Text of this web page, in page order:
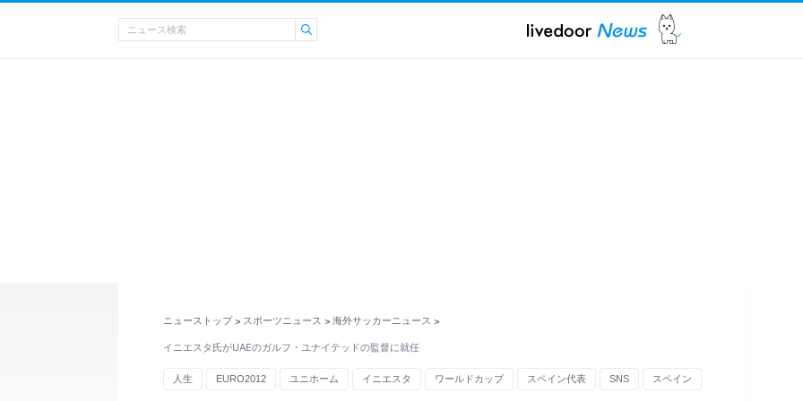
ニューストップ > スポーツニュース > 海外サッカーニュース >
イニエスタ氏がUAEのガルフ・ユナイテッドの監督に就任
人生 EURO2012 ユニホーム イニエスタ ワールドカップ スペイン代表 SNS スペイン